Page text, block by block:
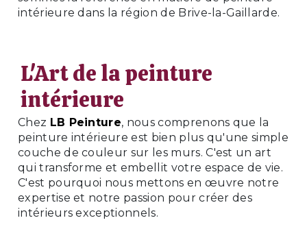
intérieure dans la région de Brive-la-Gaillarde.
L'Art de la peinture
intérieure
Chez LB Peinture, nous comprenons que la
peinture intérieure est bien plus qu'une simple
couche de couleur sur les murs. C'est un art
qui transforme et embellit votre espace de vie.
C'est pourquoi nous mettons en œuvre notre
expertise et notre passion pour créer des
intérieurs exceptionnels.